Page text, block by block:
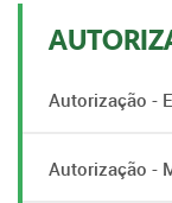
Autorização -
Autorização -